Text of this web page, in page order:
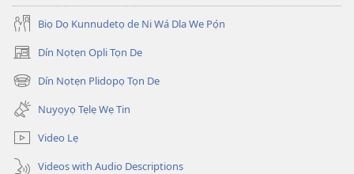
Biọ Dọ Kunnudetọ de Ni Wá Dla We Pọ́n
Dín Nọtẹn Opli Tọn De
(opens
new
window)
Dín Nọtẹn Plidopọ Tọn De
(opens
new
window)
Nuyọyọ Tẹlẹ Wẹ Tin
Video Lẹ
Videos with Audio Descriptions